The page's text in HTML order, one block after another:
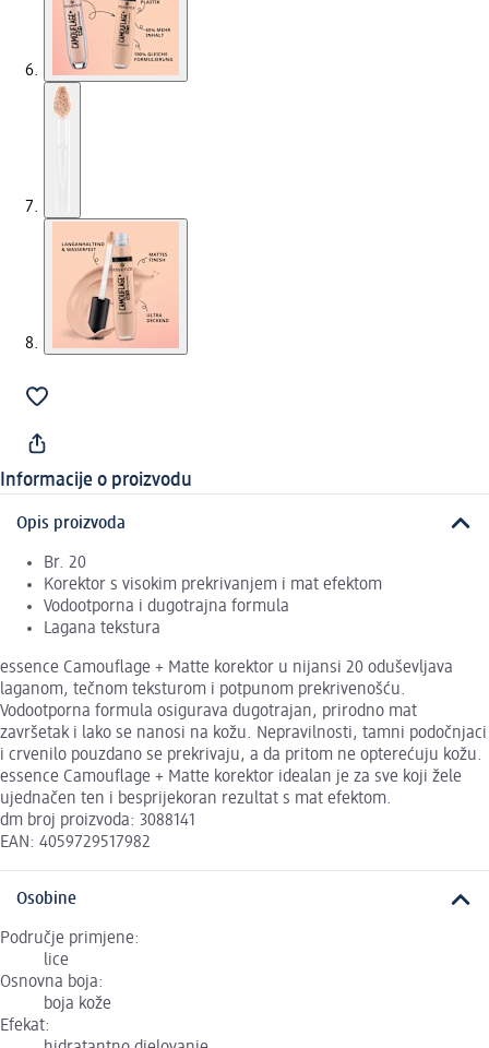
Informacije o proizvodu
Opis proizvoda
Br. 20
Korektor s visokim prekrivanjem i mat efektom
Vodootporna i dugotrajna formula
Lagana tekstura
essence Camouflage + Matte korektor u nijansi 20 oduševljava
laganom, tečnom teksturom i potpunom prekrivenošću.
Vodootporna formula osigurava dugotrajan, prirodno mat
završetak i lako se nanosi na kožu. Nepravilnosti, tamni podočnjaci
i crvenilo pouzdano se prekrivaju, a da pritom ne opterećuju kožu.
essence Camouflage + Matte korektor idealan je za sve koji žele
ujednačen ten i besprijekoran rezultat s mat efektom.
dm broj proizvoda: 3088141
EAN: 4059729517982
Osobine
Područje primjene:
lice
Osnovna boja:
boja kože
Efekat: